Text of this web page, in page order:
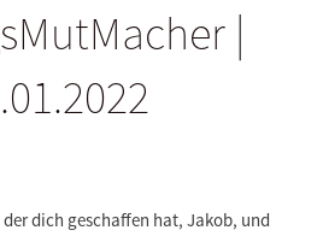
|
dich geschaffen hat, Jakob, und